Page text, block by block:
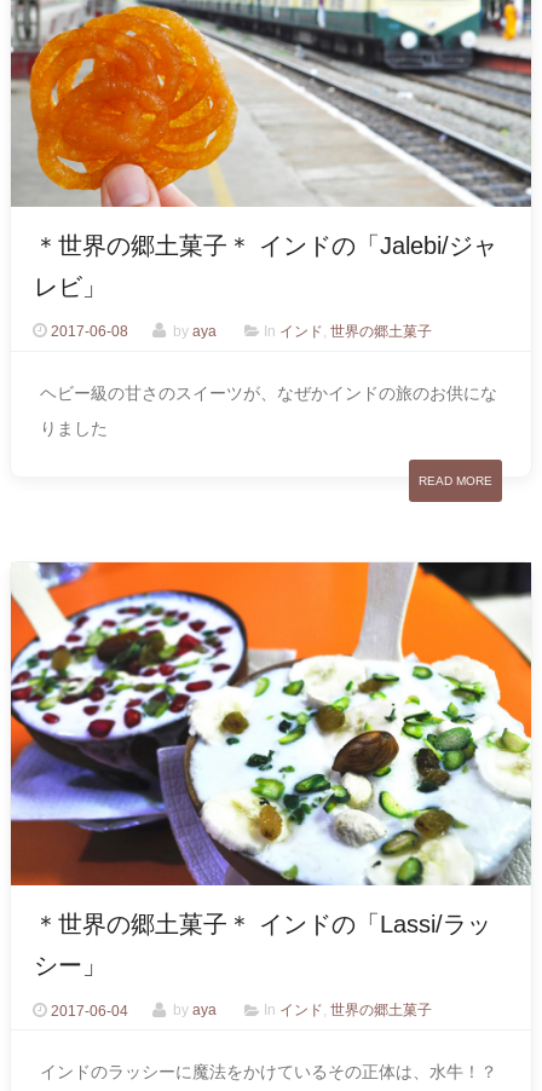
＊世界の郷土菓子＊ インドの「Jalebi/ジャ
レビ」
2017-06-08 by aya In インド, 世界の郷土菓子
ヘビー級の甘さのスイーツが、なぜかインドの旅のお供にな
りました
READ MORE
＊世界の郷土菓子＊ インドの「Lassi/ラッ
シー」
2017-06-04 by aya In インド, 世界の郷土菓子
インドのラッシーに魔法をかけているその正体は、水牛！？